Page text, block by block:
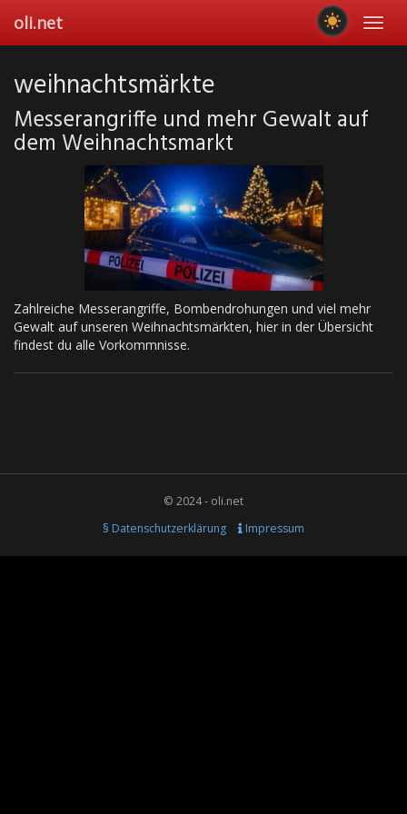
main
oli.net
weihnachtsmärkte
Messerangriffe und mehr Gewalt auf
dem Weihnachtsmarkt
Zahlreiche Messerangriffe, Bombendrohungen und viel mehr
Gewalt auf unseren Weihnachtsmärkten, hier in der Übersicht
findest du alle Vorkommnisse.
© 2024 - oli.net
§ Datenschutzerklärung
Impressum